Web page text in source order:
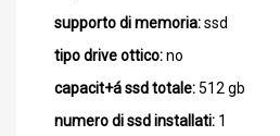
supporto di memoria:ssd
tipo drive ottico:no
capacit+á ssd totale:512 gb
numero di ssd installati: 1